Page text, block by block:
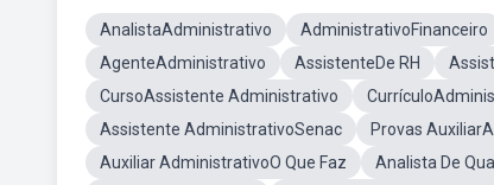
AnalistaAdministrativo AdministrativoFinanceiro
AgenteAdministrativo
AssistenteDe RH
CursoAssistente Administrativo
Assistente AdministrativoSenac
Provas
Auxiliar AdministrativoO Que Faz
Analista De